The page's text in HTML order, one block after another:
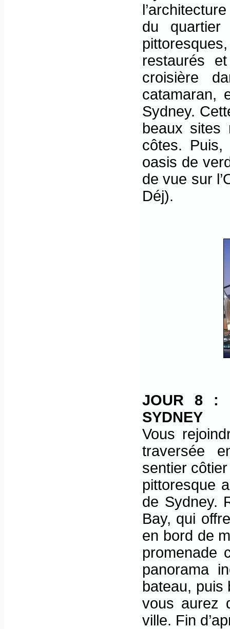
du
restaurés
croisière
catamaran,
Sydney.
beaux sites
côtes. Puis,
oasis de
de vue sur
Déj).
JOUR 8 :
SYDNEY
Vous
traversée
sentier
pittoresque
de Sydney.
Bay, qui
en bord de
promenade
panorama
bateau, puis
vous aurez
ville. Fin